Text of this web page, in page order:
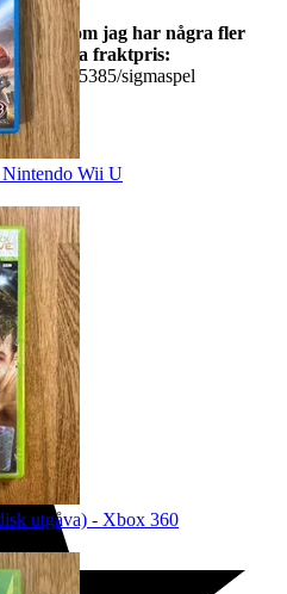
gärna om jag har några fler
samma fraktpris:
5345385/sigmaspel
Nintendo Wii U
utgåva) - Xbox 360